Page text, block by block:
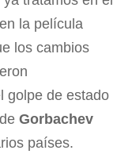
la película
los cambios
golpe de estado
Gorbachev
países.